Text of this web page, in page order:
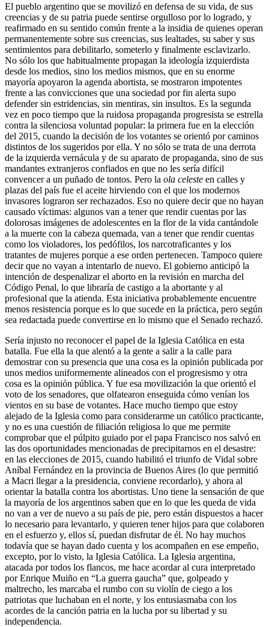
El pueblo argentino que se movilizó en defensa de su vida, de sus
creencias y de su patria puede sentirse orgulloso por lo logrado, y
reafirmado en su sentido común frente a la insidia de quienes operan
permanentemente sobre sus creencias, sus lealtades, su saber y sus
sentimientos para debilitarlo, someterlo y finalmente esclavizarlo.
No sólo los que habitualmente propagan la ideología izquierdista
desde los medios, sino los medios mismos, que en su enorme
mayoría apoyaron la agenda abortista, se mostraron impotentes
frente a las convicciones que una sociedad por fin alerta supo
defender sin estridencias, sin mentiras, sin insultos. Es la segunda
vez en poco tiempo que la ruidosa propaganda progresista se estrella
contra la silenciosa voluntad popular: la primera fue en la elección
del 2015, cuando la decisión de los votantes se orientó por caminos
distintos de los sugeridos por ella. Y no sólo se trata de una derrota
de la izquierda vernácula y de su aparato de propaganda, sino de sus
mandantes extranjeros confiados en que no les sería difícil
convencer a un puñado de tontos. Pero la ola celeste en calles y
plazas del país fue el aceite hirviendo con el que los modernos
invasores lograron ser rechazados. Eso no quiere decir que no hayan
causado víctimas: algunos van a tener que rendir cuentas por las
dolorosas imágenes de adolescentes en la flor de la vida cantándole
a la muerte con la cabeza quemada, van a tener que rendir cuentas
como los violadores, los pedófilos, los narcotraficantes y los
tratantes de mujeres porque a ese orden pertenecen. Tampoco quiere
decir que no vayan a intentarlo de nuevo. El gobierno anticipó la
intención de despenalizar el aborto en la revisión en marcha del
Código Penal, lo que libraría de castigo a la abortante y al
profesional que la atienda. Esta iniciativa probablemente encuentre
menos resistencia porque es lo que sucede en la práctica, pero según
sea redactada puede convertirse en lo mismo que el Senado rechazó.
Sería injusto no reconocer el papel de la Iglesia Católica en esta
batalla. Fue ella la que alentó a la gente a salir a la calle para
demostrar con su presencia que una cosa es la opinión publicada por
unos medios uniformemente alineados con el progresismo y otra
cosa es la opinión pública. Y fue esa movilización la que orientó el
voto de los senadores, que olfatearon enseguida cómo venían los
vientos en su base de votantes. Hace mucho tiempo que estoy
alejado de la Iglesia como para considerarme un católico practicante,
y no es una cuestión de filiación religiosa lo que me permite
comprobar que el púlpito guiado por el papa Francisco nos salvó en
las dos oportunidades mencionadas de precipitarnos en el desastre:
en las elecciones de 2015, cuando habilitó el triunfo de Vidal sobre
Aníbal Fernández en la provincia de Buenos Aires (lo que permitió
a Macri llegar a la presidencia, conviene recordarlo), y ahora al
orientar la batalla contra los abortistas. Uno tiene la sensación de que
la mayoría de los argentinos saben que en lo que les queda de vida
no van a ver de nuevo a su país de pie, pero están dispuestos a hacer
lo necesario para levantarlo, y quieren tener hijos para que colaboren
en el esfuerzo y, ellos sí, puedan disfrutar de él. No hay muchos
todavía que se hayan dado cuenta y los acompañen en ese empeño,
excepto, por lo visto, la Iglesia Católica. La Iglesia argentina,
atacada por todos los flancos, me hace acordar al cura interpretado
por Enrique Muiño en “La guerra gaucha” que, golpeado y
maltrecho, les marcaba el rumbo con su violín de ciego a los
patriotas que luchaban en el norte, y los entusiasmaba con los
acordes de la canción patria en la lucha por su libertad y su
independencia.